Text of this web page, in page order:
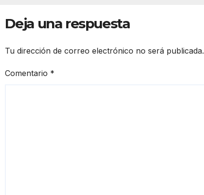
Obregón
Deja una respuesta
Tu dirección de correo electrónico no será publicada.
Comentario *